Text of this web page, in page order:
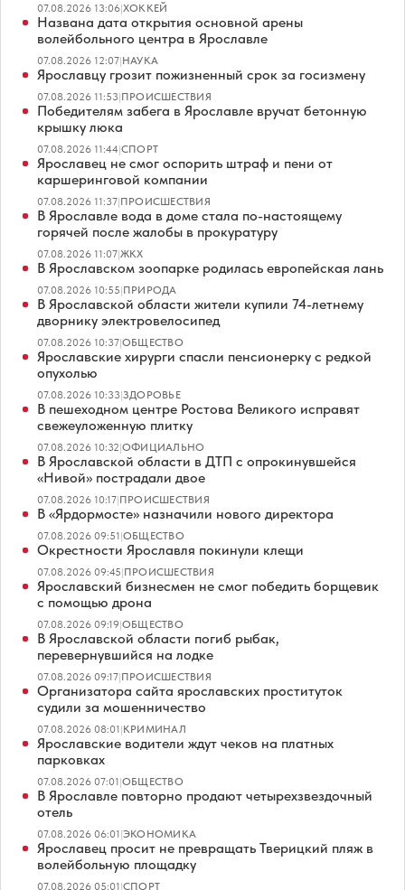
07.08.2026 13:06|ХОККЕЙ
Названа дата открытия основной арены
волейбольного центра в Ярославле
07.08.2026 12:07|НАУКА
Ярославцу грозит пожизненный срок за госизмену
07.08.2026 11:53|ПРОИСШЕСТВИЯ
Победителям забега в Ярославле вручат бетонную
крышку люка
07.08.2026 11:44|СПОРТ
Ярославец не смог оспорить штраф и пени от
каршеринговой компании
07.08.2026 11:37|ПРОИСШЕСТВИЯ
В Ярославле вода в доме стала по-настоящему
горячей после жалобы в прокуратуру
07.08.2026 11:07|ЖКХ
В Ярославском зоопарке родилась европейская лань
07.08.2026 10:55|ПРИРОДА
В Ярославской области жители купили 74-летнему
дворнику электровелосипед
07.08.2026 10:37|ОБЩЕСТВО
Ярославские хирурги спасли пенсионерку с редкой
опухолью
07.08.2026 10:33|ЗДОРОВЬЕ
В пешеходном центре Ростова Великого исправят
свежеуложенную плитку
07.08.2026 10:32|ОФИЦИАЛЬНО
В Ярославской области в ДТП с опрокинувшейся
«Нивой» пострадали двое
07.08.2026 10:17|ПРОИСШЕСТВИЯ
В «Ярдормосте» назначили нового директора
07.08.2026 09:51|ОБЩЕСТВО
Окрестности Ярославля покинули клещи
07.08.2026 09:45|ПРОИСШЕСТВИЯ
Ярославский бизнесмен не смог победить борщевик
с помощью дрона
07.08.2026 09:19|ОБЩЕСТВО
В Ярославской области погиб рыбак,
перевернувшийся на лодке
07.08.2026 09:17|ПРОИСШЕСТВИЯ
Организатора сайта ярославских проституток
судили за мошенничество
07.08.2026 08:01|КРИМИНАЛ
Ярославские водители ждут чеков на платных
парковках
07.08.2026 07:01|ОБЩЕСТВО
В Ярославле повторно продают четырехзвездочный
отель
07.08.2026 06:01|ЭКОНОМИКА
Ярославец просит не превращать Тверицкий пляж в
волейбольную площадку
07.08.2026 05:01|СПОРТ